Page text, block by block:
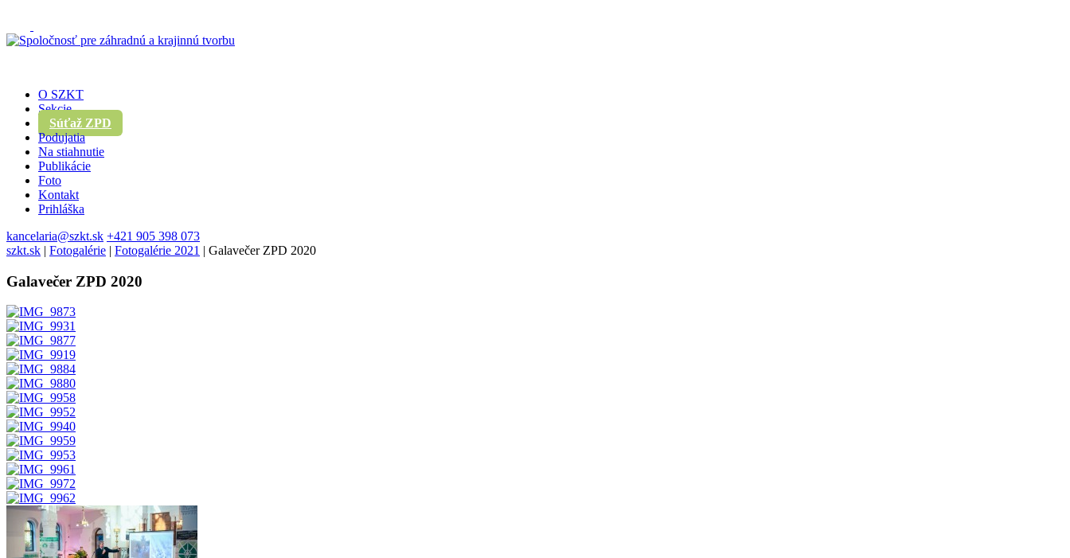
O SZKT
Sekcie
Súťaž ZPD
Podujatia
Na stiahnutie
Publikácie
Foto
Kontakt
Prihláška
kancelaria@szkt.sk +421 905 398 073
szkt.sk | Fotogalérie | Fotogalérie 2021 | Galavečer ZPD 2020
Galavečer ZPD 2020